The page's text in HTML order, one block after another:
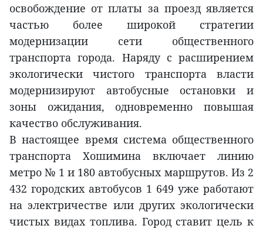
освобождение от платы за проезд является
частью более широкой стратегии
модернизации сети общественного
транспорта города. Наряду с расширением
экологически чистого транспорта власти
модернизируют автобусные остановки и
зоны ожидания, одновременно повышая
качество обслуживания.
В настоящее время система общественного
транспорта Хошимина включает линию
метро № 1 и 180 автобусных маршрутов. Из 2
432 городских автобусов 1 649 уже работают
на электричестве или других экологически
чистых видах топлива. Город ставит цель к